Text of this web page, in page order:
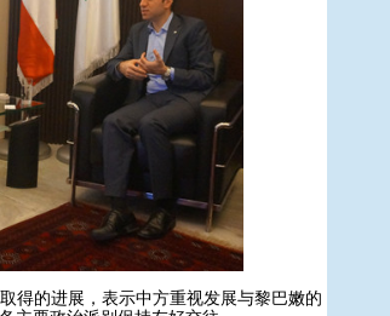
的进展，表示中方重视发展与黎巴嫩的